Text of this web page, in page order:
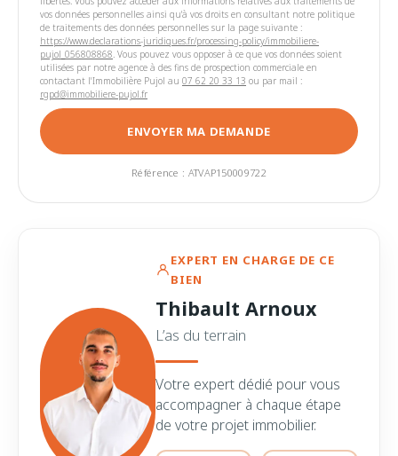
vos données personnelles ainsi qu'à vos droits en consultant notre politique
de traitements des données personnelles sur la page suivante :
https://www.declarations-juridiques.fr/processing-policy/immobiliere-
pujol_056808868. Vous pouvez vous opposer à ce que vos données soient
utilisées par notre agence à des fins de prospection commerciale en
contactant l'Immobilière Pujol au 07 62 20 33 13 ou par mail :
rgpd@immobiliere-pujol.fr
ENVOYER MA DEMANDE
Référence : ATVAP150009722
EXPERT EN CHARGE DE CE
BIEN
Thibault Arnoux
L’as du terrain
Votre expert dédié pour vous
accompagner à chaque étape
de votre projet immobilier.